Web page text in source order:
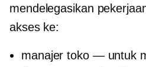
mendelegasikan
akses ke:
manajer toko — untuk